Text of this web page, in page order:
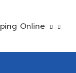
Online